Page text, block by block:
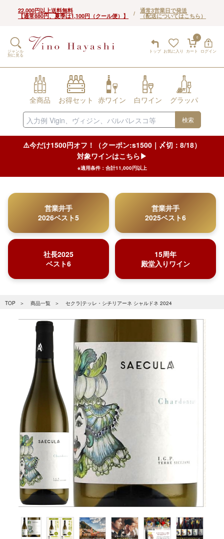
22,000円以上送料無料
【通常880円、夏季は1,100円（クール便）】 / 通常3営業日で発送
（配送についてはこちら）
トップ お気に入り
0
カート ログイン
ジャンル
別に見る
全商品 お得セット 赤ワイン 白ワイン グラッパ
検索
⚠️今だけ1500円オフ！（クーポン:s1500｜〆切：8/18）
対象ワインはこちら▶︎
※適用条件：合計11,000円以上
営業井手
2026ベスト5
営業井手
2025ベスト6
社長2025
ベスト6
15周年
殿堂入りワイン
TOP 商品一覧 セクラ|テッレ・シチリアーネ シャルドネ 2024